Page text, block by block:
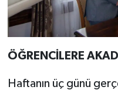
ÖĞRENCİLERE
Haftanın üç günü